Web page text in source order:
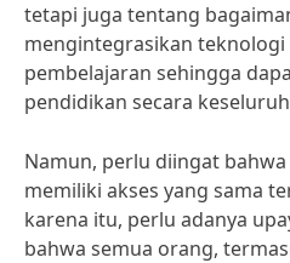
tetapi juga tentang
mengintegrasikan teknologi
pembelajaran sehingga
pendidikan secara
Namun, perlu diingat
memiliki akses yang sama
karena itu, perlu adanya
bahwa semua orang,